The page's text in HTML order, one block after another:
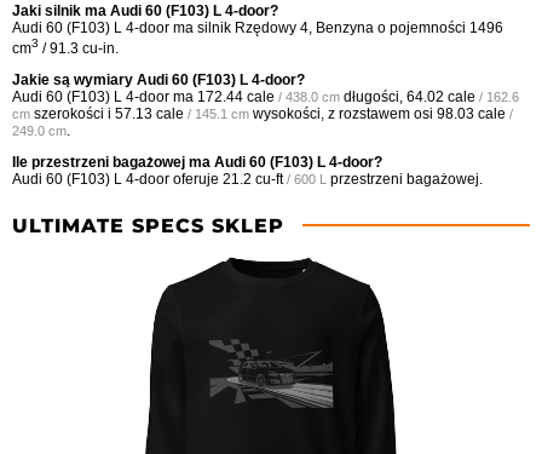
Jaki silnik ma Audi 60 (F103) L 4-door?
Audi 60 (F103) L 4-door ma silnik Rzędowy 4, Benzyna o pojemności 1496
cm3 / 91.3 cu-in.
Jakie są wymiary Audi 60 (F103) L 4-door?
Audi 60 (F103) L 4-door ma 172.44 cale / 438.0 cm długości, 64.02 cale / 162.6
cm szerokości i 57.13 cale / 145.1 cm wysokości, z rozstawem osi 98.03 cale /
249.0 cm
Ile przestrzeni bagażowej ma Audi 60 (F103) L 4-door?
Audi 60 (F103) L 4-door oferuje 21.2 cu-ft / 600 L przestrzeni bagażowej.
ULTIMATE SPECS SKLEP